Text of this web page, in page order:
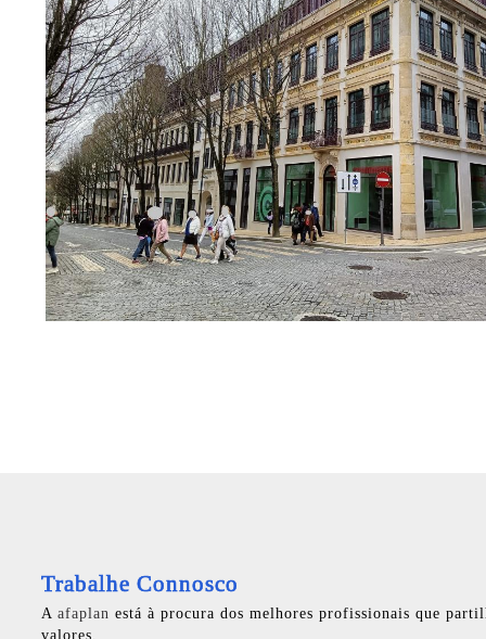
Trabalhe Connosco
A afaplan está à procura dos melhores profissionais que
valores.